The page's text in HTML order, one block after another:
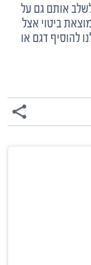
אותם גם על
ביטוי אצל
להוסיף דגם או